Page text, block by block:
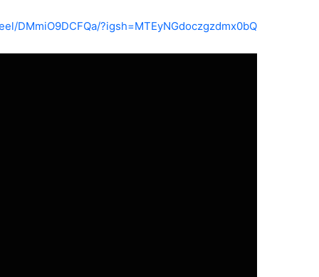
DMmiO9DCFQa/?igsh=MTEyNGdoczgzdmx0bQ==